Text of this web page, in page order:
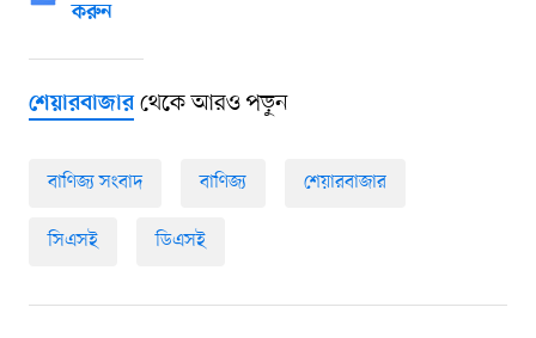
করুন
শেয়ারবাজারথেকে আরও পড়ুন
বাণিজ্য সংবাদ বাণিজ্য শেয়ারবাজার
সিএসই ডিএসই